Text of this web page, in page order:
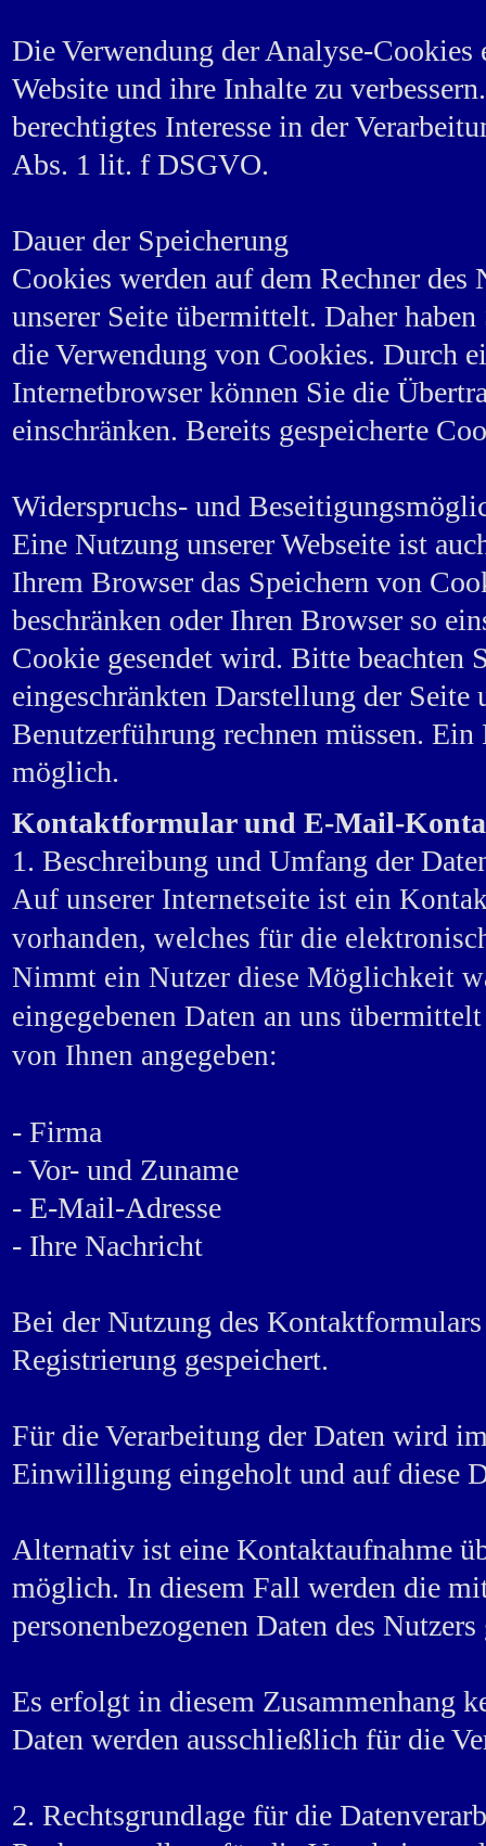
Die Verwendung der Analyse-
Website und ihre Inhalte zu
berechtigtes Interesse in der
Abs. 1 lit. f DSGVO.
Dauer der Speicherung
Cookies werden auf dem Rechner des
unserer Seite übermittelt. Daher
die Verwendung von Cookies. Durch
Internetbrowser können Sie die
einschränken. Bereits gespeicherte
Widerspruchs- und
Eine Nutzung unserer Webseite ist
Ihrem Browser das Speichern von
beschränken oder Ihren Browser so
Cookie gesendet wird. Bitte beachten
eingeschränkten Darstellung der
Benutzerführung rechnen müssen.
möglich.
Kontaktformular und E-Mail-
1. Beschreibung und Umfang der
Auf unserer Internetseite ist ein
vorhanden, welches für die
Nimmt ein Nutzer diese Möglichkeit
eingegebenen Daten an uns
von Ihnen angegeben:
- Firma
- Vor- und Zuname
- E-Mail-Adresse
- Ihre Nachricht
Bei der Nutzung des
Registrierung gespeichert.
Für die Verarbeitung der Daten wird
Einwilligung eingeholt und auf diese
Alternativ ist eine Kontaktaufnahme
möglich. In diesem Fall werden die
personenbezogenen Daten des
Es erfolgt in diesem Zusammenhang
Daten werden ausschließlich für die
2. Rechtsgrundlage für die